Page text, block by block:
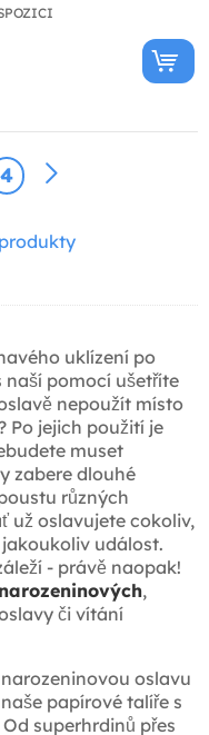
4
uklízení po
naší pomocí ušetříte
nepoužít místo
Po jejich použití je
muset
zabere dlouhé
různých
už oslavujete cokoliv,
událost.
- právě naopak!
,
či vítání
oslavu
papírové talíře s
superhrdinů přes